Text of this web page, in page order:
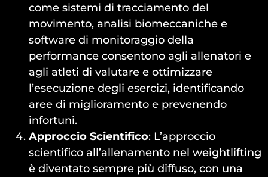
come sistemi di tracciamento del
movimento, analisi biomeccaniche e
software di monitoraggio della
performance consentono agli allenatori e
agli atleti di valutare e ottimizzare
l’esecuzione degli esercizi, identificando
aree di miglioramento e prevenendo
infortuni.
Approccio Scientifico: L’approccio
scientifico all’allenamento nel weightlifting
è diventato sempre più diffuso, con una